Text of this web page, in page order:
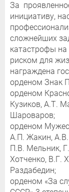
За
инициативу,
сложнейших
катастрофы
риском для
награждена
орденом Знак
орденом
Кузиков, А.Т.
Шароваров;
орденом
А.П. Жакин,
П.В. Мельник,
Хотченко, В.Г.
Раздабедин;
орденом «За